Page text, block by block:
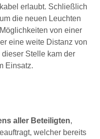
erlaubt. Schließlich
die neuen Leuchten
von einer
eine weite Distanz von
Stelle kam der
Einsatz.
aller Beteiligten,
welcher bereits